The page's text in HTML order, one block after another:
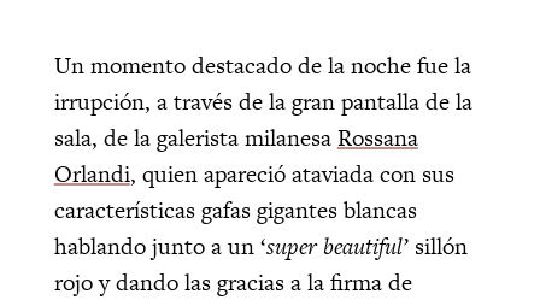
Un momento destacado de la noche fue la
irrupción, a través de la gran pantalla de la
sala, de la galerista milanesaRossana
Orlandi, quien apareció ataviada con sus
características gafas gigantes blancas
hablando junto a un ‘super beautiful’sillón
rojo y dando las gracias a la firma de